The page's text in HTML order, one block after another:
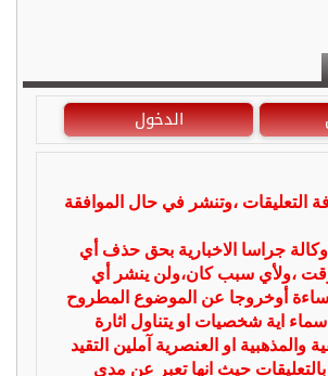
الدخول
التعليقات ،وتنشر في حال الموافقة
جراسا الاخبارية بحق حذف أي
،ولأي سبب كان،ولن ينشر أي
أوخروجا عن الموضوع المطروح
اية شخصيات او يتناول اثارة
والمذهبية او العنصرية آملين التقيد
حيث انها تعبر عن مدى